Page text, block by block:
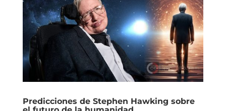
Predicciones de Stephen Hawking sobre